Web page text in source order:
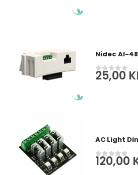
Nidec AI-
0out of 5
25,00
AC Light
out of 5
120,00